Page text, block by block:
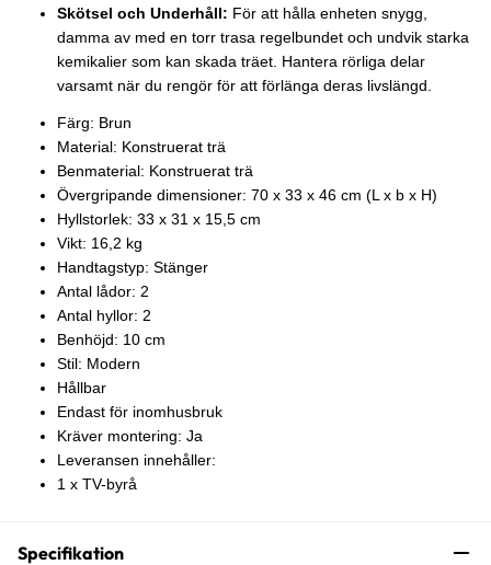
Skötsel och Underhåll: För att hålla enheten snygg,
damma av med en torr trasa regelbundet och undvik starka
kemikalier som kan skada träet. Hantera rörliga delar
varsamt när du rengör för att förlänga deras livslängd.
Färg: Brun
Material: Konstruerat trä
Benmaterial: Konstruerat trä
Övergripande dimensioner: 70 x 33 x 46 cm (L x b x H)
Hyllstorlek: 33 x 31 x 15,5 cm
Vikt: 16,2 kg
Handtagstyp: Stänger
Antal lådor: 2
Antal hyllor: 2
Benhöjd: 10 cm
Stil: Modern
Hållbar
Endast för inomhusbruk
Kräver montering: Ja
Leveransen innehåller:
1 x TV-byrå
Specifikation